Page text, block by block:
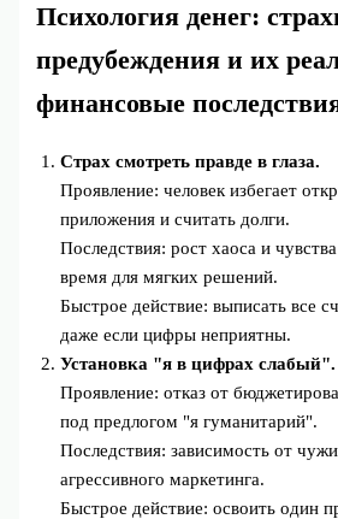
Психология денег:
предубеждения и их
финансовые
Страх смотреть правде в глаза.
Проявление: человек избегает
приложения и считать долги.
Последствия: рост хаоса и
время для мягких решений.
Быстрое действие: выписать все
даже если цифры неприятны.
Установка "я в цифрах слабый".
Проявление: отказ от
под предлогом "я гуманитарий".
Последствия: зависимость от
агрессивного маркетинга.
Быстрое действие: освоить один